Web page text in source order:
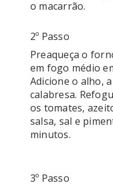
2º Passo
Preaqueça o
em fogo médio
Adicione o alho,
calabresa.
os tomates,
salsa, sal e
minutos.
3º Passo